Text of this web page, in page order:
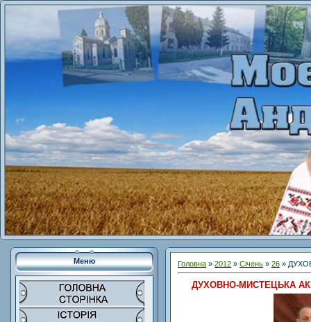
Меню Головна » 2012 » Січень » 26 »
ДУХОВНО-МИСТЕЦЬКА